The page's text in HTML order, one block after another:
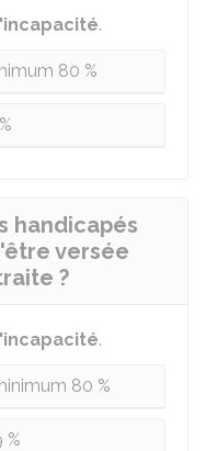
.
80 %
handicapés
versée
?
.
80 %
%